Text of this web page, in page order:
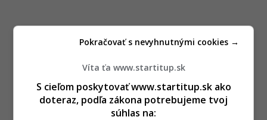
Víta ťa www.startitup.sk
S cieľom poskytovať www.startitup.sk ako
doteraz, podľa zákona potrebujeme tvoj
súhlas na:
Pokračovať s nevyhnutnými cookies →